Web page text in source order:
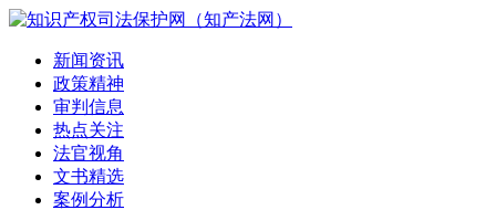
新闻资讯
政策精神
审判信息
热点关注
法官视角
文书精选
案例分析